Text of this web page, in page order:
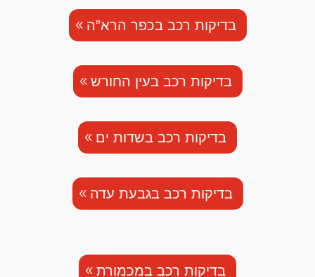
בדיקות רכב בכפר הרא”ה
בדיקות רכב בעין החורש
בדיקות רכב בשדות ים
בדיקות רכב בגבעת עדה
בדיקות רכב במכמורת